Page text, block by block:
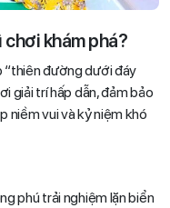
chơi khám phá?
“thiên đường dưới đáy
giải trí hấp dẫn, đảm bảo
niềm vui và kỷ niệm khó
phú trải nghiệm lặn biển